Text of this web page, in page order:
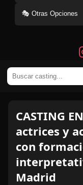
CASTING
actrices y
con
Madrid